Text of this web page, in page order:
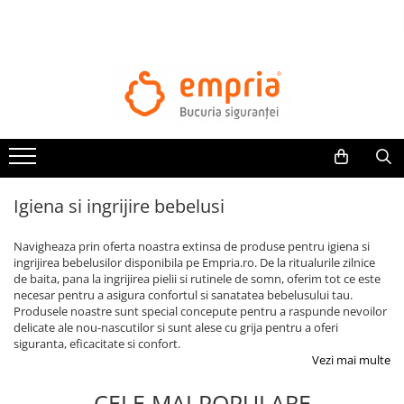
Bariere protectie pentru pat
Protectii mobilier
Protectie colturi mobila copii
Sigurante pentru sertare si usi
Sigurante geamuri si usi glisante
Kituri de siguranta pentru copii si
bebelusi
Igiena si ingrijire bebelusi
Navigheaza prin oferta noastra extinsa de produse pentru igiena si
ingrijirea bebelusilor disponibila pe Empria.ro. De la ritualurile zilnice
de baita, pana la ingrijirea pielii si rutinele de somn, oferim tot ce este
necesar pentru a asigura confortul si sanatatea bebelusului tau.
Produsele noastre sunt special concepute pentru a raspunde nevoilor
delicate ale nou-nascutilor si sunt alese cu grija pentru a oferi
siguranta, eficacitate si confort.
Vezi mai multe